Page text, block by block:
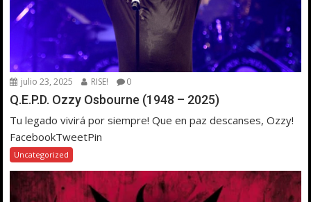
julio 23, 2025 RISE! 0
Q.E.P.D. Ozzy Osbourne (1948 – 2025)
Tu legado vivirá por siempre! Que en paz descanses, Ozzy!
FacebookTweetPin
Uncategorized